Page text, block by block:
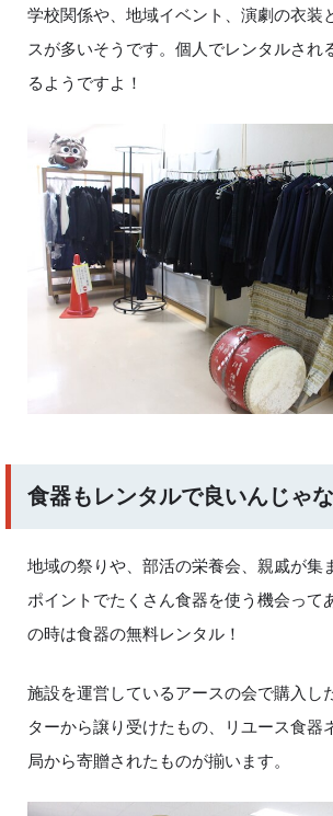
学校関係や、地域イベント、演劇の衣装
スが多いそうです。個人でレンタルされ
るようですよ！
食器もレンタルで良いんじゃ
地域の祭りや、部活の栄養会、親戚が集
ポイントでたくさん食器を使う機会って
の時は食器の無料レンタル！
施設を運営しているアースの会で購入し
ターから譲り受けたもの、リユース食器
局から寄贈されたものが揃います。